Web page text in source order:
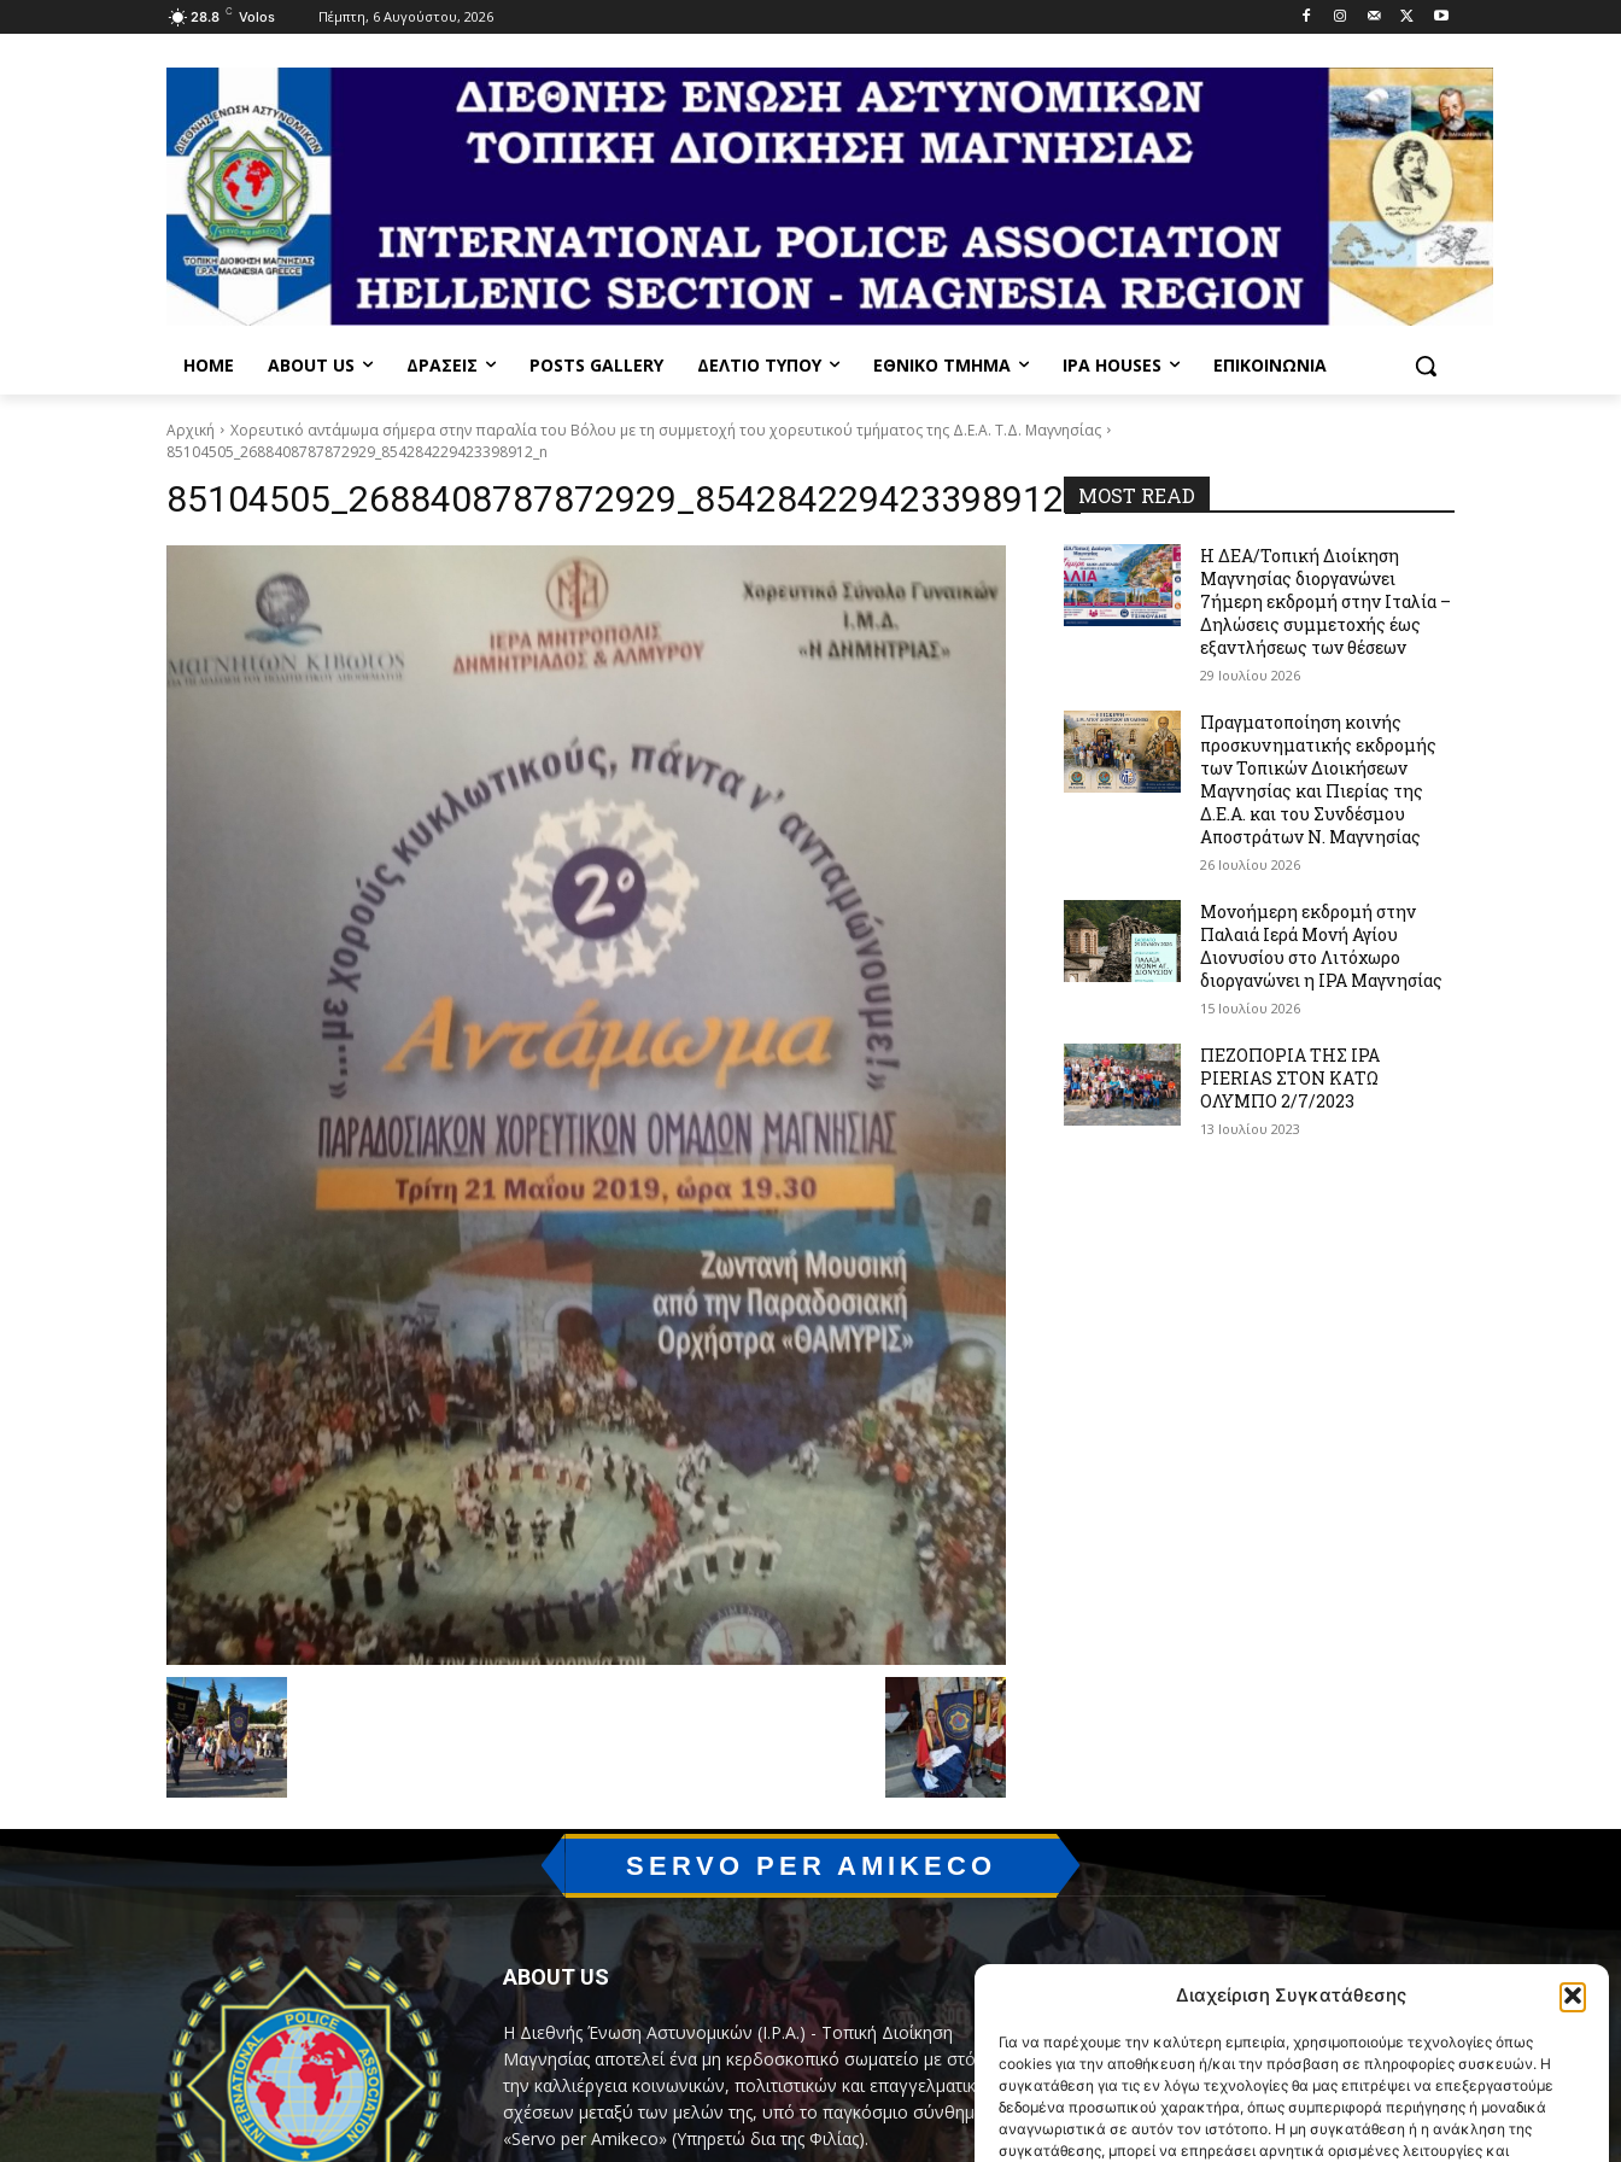
Διαχείριση Συγκατάθεσης
Για να παρέχουμε την καλύτερη εμπειρία, χρησιμοποιούμε τεχνολογίες όπως
cookies για την αποθήκευση ή/και την πρόσβαση σε πληροφορίες συσκευών. Η
συγκατάθεση για τις εν λόγω τεχνολογίες θα μας επιτρέψει να επεξεργαστούμε
δεδομένα προσωπικού χαρακτήρα, όπως συμπεριφορά περιήγησης ή μοναδικά
αναγνωριστικά σε αυτόν τον ιστότοπο. Η μη συγκατάθεση ή η ανάκληση της
συγκατάθεσης, μπορεί να επηρεάσει αρνητικά ορισμένες λειτουργίες και
28.8 C Volos Πέμπτη, 6 Αυγούστου, 2026
HOME ABOUT US ΔΡΆΣΕΙΣ POSTS GALLERY ΔΕΛΤΙΟ ΤΥΠΟΥ ΕΘΝΙΚΌ ΤΜΉΜΑ IPA HOUSES ΕΠΙΚΟΙΝΩΝΊΑ
Αρχική
Χορευτικό αντάμωμα σήμερα στην παραλία του Βόλου με τη συμμετοχή του χορευτικού τμήματος της Δ.Ε.Α. Τ.Δ. Μαγνησίας
85104505_2688408787872929_854284229423398912_n
85104505_2688408787872929_854284229423398912_nMOST READ
Η ΔΕΑ/Τοπική Διοίκηση
Μαγνησίας διοργανώνει
7ήμερη εκδρομή στην Ιταλία –
Δηλώσεις συμμετοχής έως
εξαντλήσεως των θέσεων
29 Ιουλίου 2026
Πραγματοποίηση κοινής
προσκυνηματικής εκδρομής
των Τοπικών Διοικήσεων
Μαγνησίας και Πιερίας της
Δ.Ε.Α. και του Συνδέσμου
Αποστράτων Ν. Μαγνησίας
26 Ιουλίου 2026
Μονοήμερη εκδρομή στην
Παλαιά Ιερά Μονή Αγίου
Διονυσίου στο Λιτόχωρο
διοργανώνει η IPA Μαγνησίας
15 Ιουλίου 2026
ΠΕΖΟΠΟΡΙΑ ΤΗΣ IPA
PIERIAS ΣΤΟΝ ΚΑΤΩ
ΟΛΥΜΠΟ 2/7/2023
13 Ιουλίου 2023
SERVO PER AMIKECO
ABOUT US
Η Διεθνής Ένωση Αστυνομικών (I.P.A.) - Τοπική Διοίκηση
Μαγνησίας αποτελεί ένα μη κερδοσκοπικό σωματείο με στόχο
την καλλιέργεια κοινωνικών, πολιτιστικών και επαγγελματικών
σχέσεων μεταξύ των μελών της, υπό το παγκόσμιο σύνθημα
«Servo per Amikeco» (Υπηρετώ δια της Φιλίας).